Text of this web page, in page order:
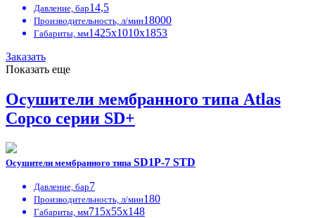
Давление, бар14,5
Производительность, л/мин18000
Габариты, мм1425х1010х1853
Заказать
Показать еще
Осушители мембранного типа Atlas
Copco серии SD+
Осушители мембранного типа SD1P-7 STD
Давление, бар7
Производительность, л/мин180
Габариты, мм715х55х148